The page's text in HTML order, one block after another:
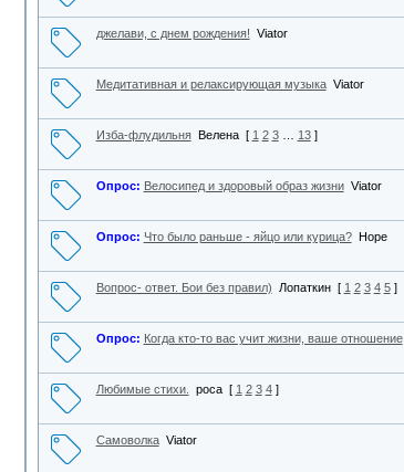
джелави, с днем рождения! Viator
Медитативная и релаксирующая музыка Viator
Изба-флудильня Велена [ 1 2 3 13 ]
Опрос: Велосипед и здоровый образ жизни Viator
Опрос: Что было раньше - яйцо или курица? Hope
Вопрос- ответ. Бои без правил) Лопаткин [ 1 2 3 4 5 ]
Опрос: Когда кто-то вас учит жизни, ваше отношение
Любимые стихи. роса [ 1 2 3 4 ]
Самоволка Viator